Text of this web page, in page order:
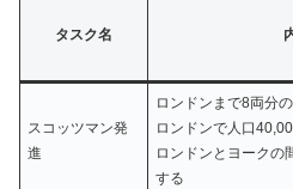
タスク名
スコッツマン発
進
ロンドンまで8両分
ロンドンで人口
ロンドンとヨークの
する